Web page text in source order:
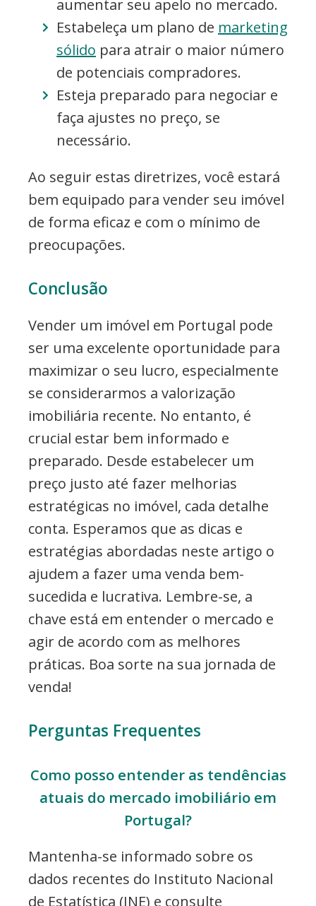
aumentar seu apelo no mercado.
Estabeleça um plano de marketing
sólido para atrair o maior número
de potenciais compradores.
Esteja preparado para negociar e
faça ajustes no preço, se
necessário.
Ao seguir estas diretrizes, você estará
bem equipado para vender seu imóvel
de forma eficaz e com o mínimo de
preocupações.
Conclusão
Vender um imóvel em Portugal pode
ser uma excelente oportunidade para
maximizar o seu lucro, especialmente
se considerarmos a valorização
imobiliária recente. No entanto, é
crucial estar bem informado e
preparado. Desde estabelecer um
preço justo até fazer melhorias
estratégicas no imóvel, cada detalhe
conta. Esperamos que as dicas e
estratégias abordadas neste artigo o
ajudem a fazer uma venda bem-
sucedida e lucrativa. Lembre-se, a
chave está em entender o mercado e
agir de acordo com as melhores
práticas. Boa sorte na sua jornada de
venda!
Perguntas Frequentes
Como posso entender as tendências
atuais do mercado imobiliário em
Portugal?
Mantenha-se informado sobre os
dados recentes do Instituto Nacional
de Estatística (INE) e consulte